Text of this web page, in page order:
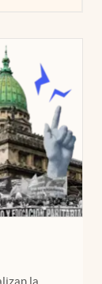
la